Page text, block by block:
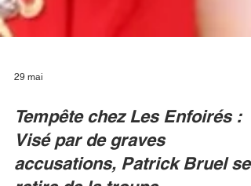
29 mai
Tempête chez Les Enfoirés :
Visé par de graves